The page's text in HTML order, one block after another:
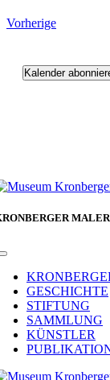
Vorherige
Kalender
Toggle
Navigation
GESCHICHTE
STIFTUNG
SAMMLUNG
KÜNSTLER